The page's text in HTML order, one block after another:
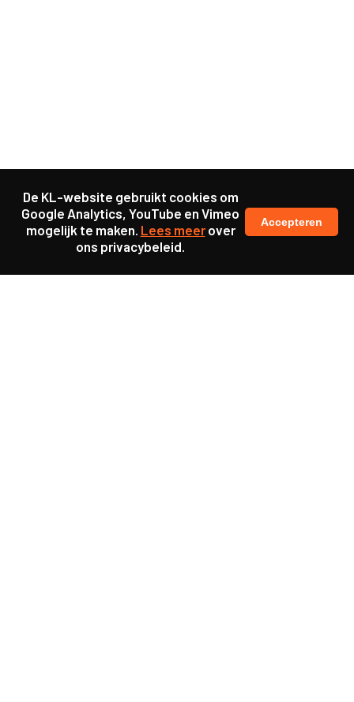
De KL-website gebruikt cookies om
Google Analytics, YouTube en Vimeo
mogelijk te maken. Lees meerover
ons privacybeleid.
Accepteren